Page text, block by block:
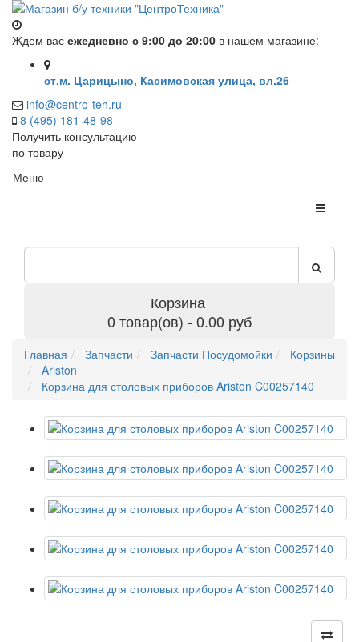
Ждем вас ежедневно с 9:00 до 20:00 в нашем магазине:
ст.м. Царицыно, Касимовская улица, вл.26
info@centro-teh.ru
8 (495) 181-48-98
Получить консультацию
по товару
Меню
Корзина
0 товар(ов) - 0.00 руб
Главная Запчасти Запчасти Посудомойки
Корзины
Ariston
Корзина для столовых приборов Ariston C00257140